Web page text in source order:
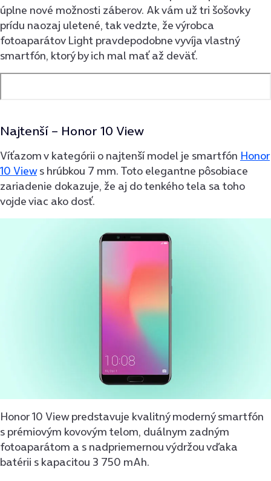
úplne nové možnosti záberov. Ak vám už tri šošovky
prídu naozaj uletené, tak vedzte, že výrobca
fotoaparátov Light pravdepodobne vyvíja vlastný
smartfón, ktorý by ich mal mať až deväť.
Najtenší – Honor 10 View
Víťazom v kategórii o najtenší model je smartfón Honor
10 Views hrúbkou 7 mm. Toto elegantne pôsobiace
zariadenie dokazuje, že aj do tenkého tela sa toho
vojde viac ako dosť.
Honor 10 View predstavuje kvalitný moderný smartfón
s prémiovým kovovým telom, duálnym zadným
fotoaparátom a s nadpriemernou výdržou vďaka
batérii s kapacitou 3 750 mAh.